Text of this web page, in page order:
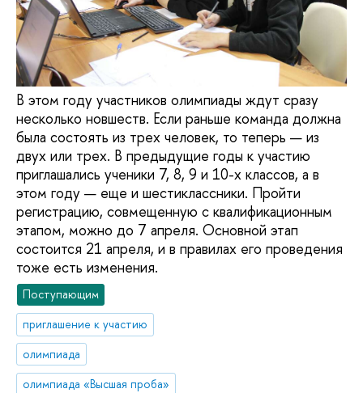
В этом году участников олимпиады ждут сразу
несколько новшеств. Если раньше команда должна
была состоять из трех человек, то теперь — из
двух или трех. В предыдущие годы к участию
приглашались ученики 7, 8, 9 и 10-х классов, а в
этом году — еще и шестиклассники. Пройти
регистрацию, совмещенную с квалификационным
этапом, можно до 7 апреля. Основной этап
состоится 21 апреля, и в правилах его проведения
тоже есть изменения.
Поступающим
приглашение к участию
олимпиада
олимпиада «Высшая проба»